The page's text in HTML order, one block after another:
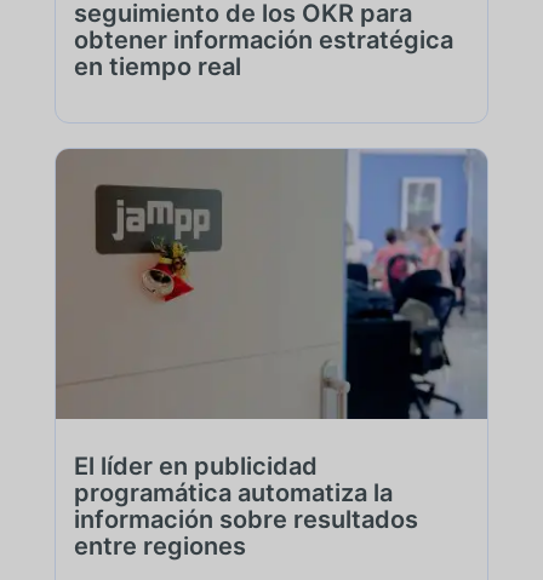
El líder en publicidad
programática automatiza la
información sobre resultados
entre regiones
seguimiento de los OKR para
obtener información estratégica
en tiempo real